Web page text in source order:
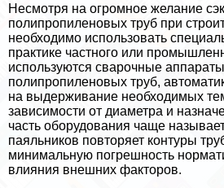
Несмотря на огромное желание
полипропиленовых труб при
необходимо использовать
пpaктике частного или
используются сварочные
полипропиленовых труб,
на выдерживание необходимых
зависимости от диаметра и
часть оборудования чаще
паяльников повторяет контуры
минимальную погрешность
влияния внешних факторов.